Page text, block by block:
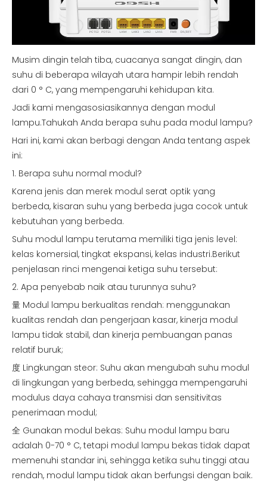
Musim dingin telah tiba, cuacanya sangat dingin, dan
suhu di beberapa wilayah utara hampir lebih rendah
dari 0 ° C, yang mempengaruhi kehidupan kita.
Jadi kami mengasosiasikannya dengan modul
lampu.Tahukah Anda berapa suhu pada modul lampu?
Hari ini, kami akan berbagi dengan Anda tentang aspek
ini:
1. Berapa suhu normal modul?
Karena jenis dan merek modul serat optik yang
berbeda, kisaran suhu yang berbeda juga cocok untuk
kebutuhan yang berbeda.
Suhu modul lampu terutama memiliki tiga jenis level:
kelas komersial, tingkat ekspansi, kelas industri.Berikut
penjelasan rinci mengenai ketiga suhu tersebut:
2. Apa penyebab naik atau turunnya suhu?
量 Modul lampu berkualitas rendah: menggunakan
kualitas rendah dan pengerjaan kasar, kinerja modul
lampu tidak stabil, dan kinerja pembuangan panas
relatif buruk;
度 Lingkungan steor: Suhu akan mengubah suhu modul
di lingkungan yang berbeda, sehingga mempengaruhi
modulus daya cahaya transmisi dan sensitivitas
penerimaan modul;
全 Gunakan modul bekas: Suhu modul lampu baru
adalah 0-70 ° C, tetapi modul lampu bekas tidak dapat
memenuhi standar ini, sehingga ketika suhu tinggi atau
rendah, modul lampu tidak akan berfungsi dengan baik.